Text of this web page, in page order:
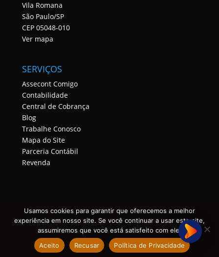
Vila Romana
São Paulo/SP
CEP 05048-010
Ver mapa
SERVIÇOS
Assecont Comigo
Contabilidade
Central de Cobrança
Blog
Trabalhe Conosco
Mapa do Site
Parceria Contábil
Revenda
ASSECONT CONTABILIDADE E TECNOLOGIA • TODOS OS
DIREITOS RESERVADOS. DESENVOLVIDO POR ASSECONT.
Usamos cookies para garantir que oferecemos a melhor
experiência em nosso site. Se você continuar a usar este site,
assumiremos que você está satisfeito com ele.
Aceito
Recusar Política de Privacidade